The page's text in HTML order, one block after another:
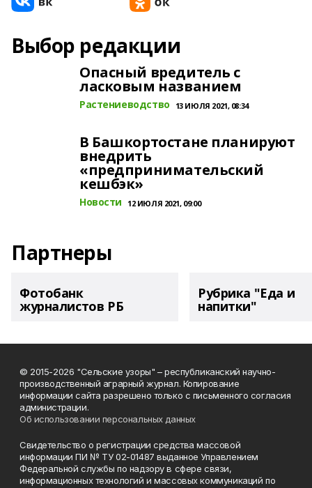
Выбор редакции
Опасный вредитель с
ласковым названием
Растениеводство 13 ИЮЛЯ 2021, 08:34
В Башкортостане планируют
внедрить
«предпринимательский
кешбэк»
Новости 12 ИЮЛЯ 2021, 09:00
Партнеры
Фотобанк
журналистов РБ
Рубрика "Еда и
напитки"
© 2015-2026 "Сельские узоры" – республиканский научно-
производственный аграрный журнал. Копирование
информации сайта разрешено только с письменного согласия
администрации.
Об использовании персональных данных
Свидетельство о регистрации средства массовой
информации ПИ № ТУ 02-01487 выданное Управлением
Федеральной службы по надзору в сфере связи,
информационных технологий и массовых коммуникаций по